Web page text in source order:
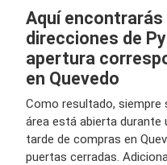
Aquí
direcciones de
apertura
en Quevedo
Como resultado, siempre
área está abierta durante
tarde de compras en
puertas cerradas.